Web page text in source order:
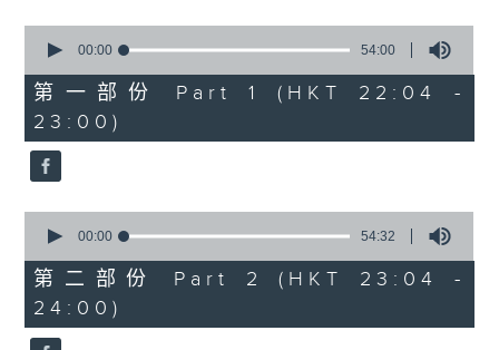
seconds
54
minutes,
0
seconds
00:00 54:00
第一部份 Part 1 (HKT 22:04 -
23:00)
seconds
54
minutes,
32
seconds
00:00 54:32
第二部份 Part 2 (HKT 23:04 -
24:00)